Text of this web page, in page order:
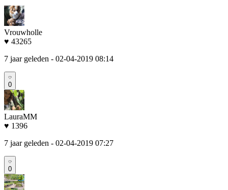
Vrouwholle
♥ 43265
7 jaar geleden - 02-04-2019 08:14
0
LauraMM
♥ 1396
7 jaar geleden - 02-04-2019 07:27
0